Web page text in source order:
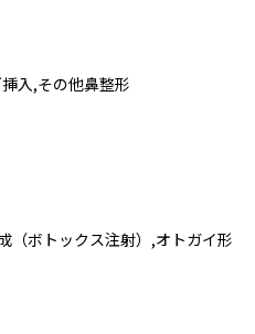
入,その他鼻整形
（ボトックス注射）,オトガイ形